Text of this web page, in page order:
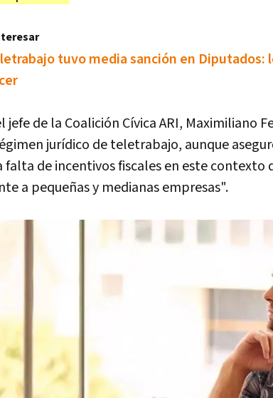
tuvo media sanción en Diputados:
jefe de la Coalición Cívica ARI, Maximiliano
jurídico de teletrabajo, aunque
falta de incentivos fiscales en este contexto
a pequeñas y medianas empresas".